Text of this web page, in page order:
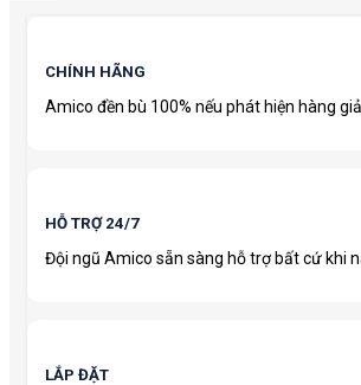
CHÍNH HÃNG
Amico đền bù 100% nếu phát hiện hàng giả
HỖ TRỢ 24/7
Đội ngũ Amico sẵn sàng hỗ trợ bất cứ khi
LẮP ĐẶT